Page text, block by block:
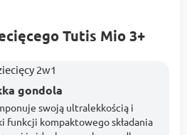
Tutis Mio 3+
gondola
swoją ultralekkością i
funkcji kompaktowego składania